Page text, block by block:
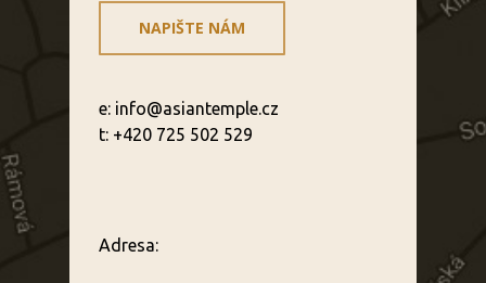
NAPIŠTE NÁM
e: info@asiantemple.cz
t: +420 725 502 529
Adresa: